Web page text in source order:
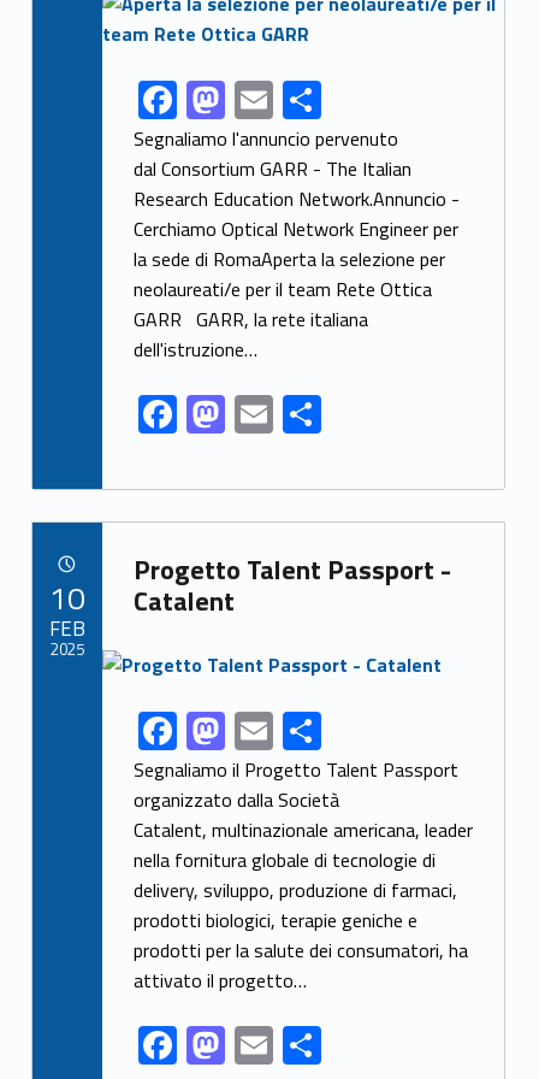
Link identifier share facebook archive #share-link-archive-19094F
ac
e
b
o
o
k
M
as
to
d
o
n
E
m
ai
l
S
h
ar
e
Segnaliamo l'annuncio pervenuto
dal Consortium GARR - The Italian
Research Education Network.Annuncio -
Cerchiamo Optical Network Engineer per
la sede di RomaAperta la selezione per
neolaureati/e per il team Rete Ottica
GARR GARR, la rete italiana
dell'istruzione…
F
ac
e
b
o
o
k
M
as
to
d
o
n
E
m
ai
l
S
ar
e
Link identifier archive #link-archive-29419
Progetto Talent Passport -
Catalent
Link identifier archive #link-archive-thumb-soap-76008
Link identifier share facebook archive #share-link-archive-84679F
ac
e
b
o
o
k
M
as
to
d
o
n
E
m
ai
l
S
h
ar
e
Segnaliamo il Progetto Talent Passport
organizzato dalla Società
Catalent, multinazionale americana, leader
nella fornitura globale di tecnologie di
delivery, sviluppo, produzione di farmaci,
prodotti biologici, terapie geniche e
prodotti per la salute dei consumatori, ha
attivato il progetto…
F M E S
10
FEB
2025